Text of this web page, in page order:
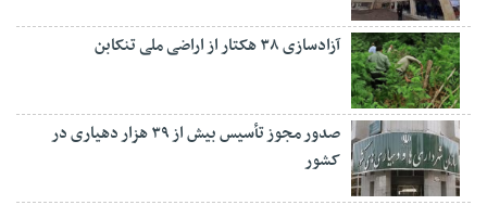
آزادسازی ۳۸ هکتار از اراضی ملی تنکابن
صدور مجوز تأسیس بیش از ۳۹ هزار دهیاری در
کشور